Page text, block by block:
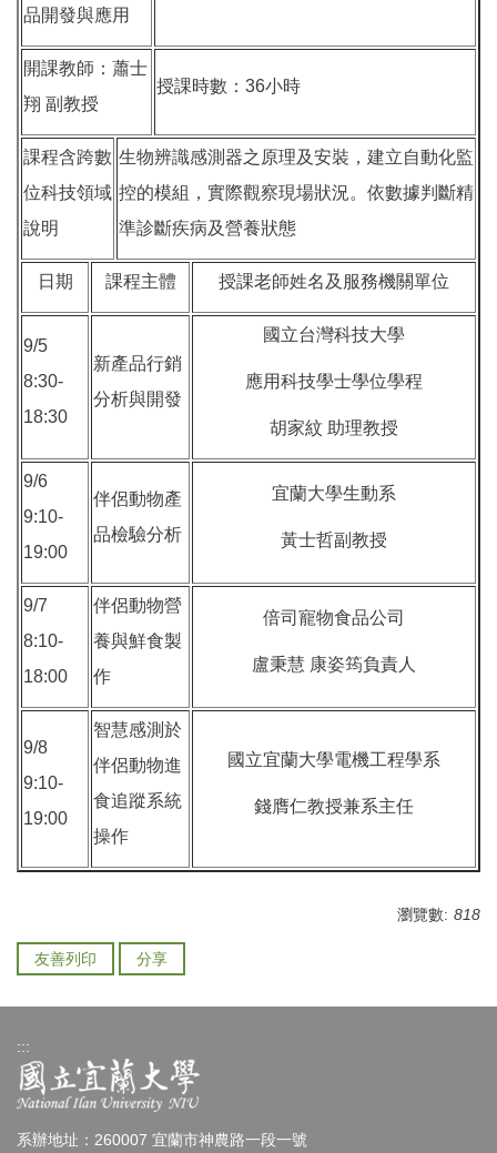
品開發與應用
開課教師：蕭士
翔 副教授
授課時數：36小時
課程含跨數
位科技領域
說明
生物辨識感測器之原理及安裝，建立自動化監
控的模組，實際觀察現場狀況。依數據判斷精
準診斷疾病及營養狀態
日期 課程主體 授課老師姓名及服務機關單位
9/5
8:30-
18:30
新產品行銷
分析與開發
國立台灣科技大學
應用科技學士學位學程
胡家紋 助理教授
9/6
9:10-
19:00
伴侶動物產
品檢驗分析
宜蘭大學生動系
黃士哲副教授
9/7
8:10-
18:00
伴侶動物營
養與鮮食製
作
倍司寵物食品公司
盧秉慧 康姿筠負責人
9/8
9:10-
19:00
智慧感測於
伴侶動物進
食追蹤系統
操作
國立宜蘭大學電機工程學系
錢膺仁教授兼系主任
瀏覽數: 818
友善列印 分享
:::
系辦地址：260007 宜蘭市神農路一段一號